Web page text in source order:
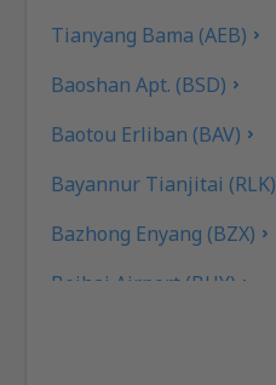
Tianyang Bama (AEB)
Baoshan Apt. (BSD)
Baotou Erliban (BAV)
Bayannur Tianjitai (RLK)
Bazhong Enyang (BZX)
Beihai Airport (BHY)